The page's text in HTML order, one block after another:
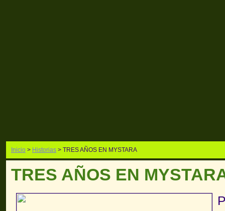
Inicio > Historias > TRES AÑOS EN MYSTARA
TRES AÑOS EN